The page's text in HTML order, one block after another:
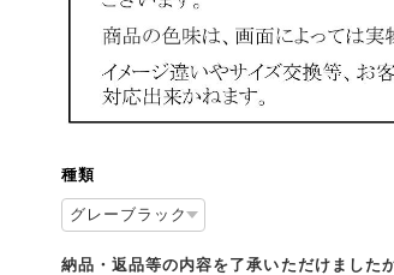
種類
納品・返品等の内容を了承いただけました